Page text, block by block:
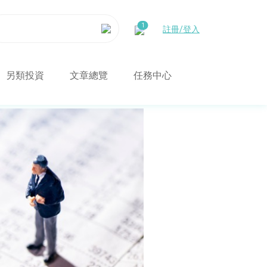
註冊/登入
另類投資 文章總覽 任務中心